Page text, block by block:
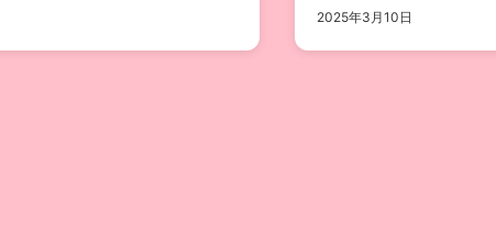
2025年3月10日